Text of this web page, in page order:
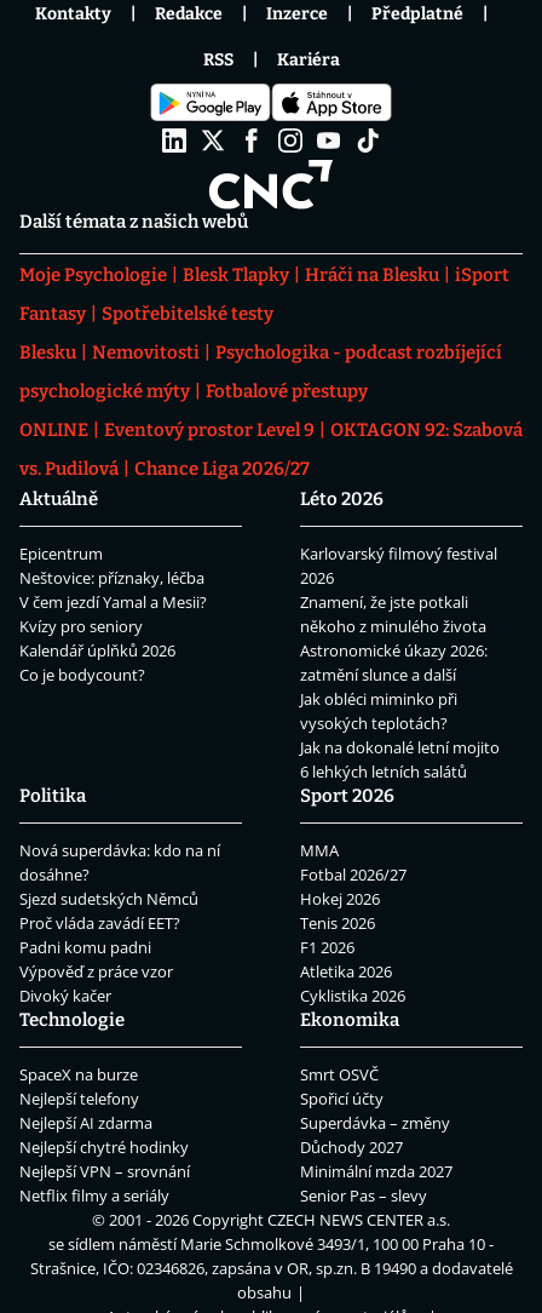
Další témata z našich webů
Moje Psychologie Blesk Tlapky Hráči na Blesku
iSport
Fantasy
Spotřebitelské testy
Blesku
Nemovitosti
Psychologika - podcast rozbíjející
psychologické mýty
Fotbalové přestupy
ONLINE
Eventový prostor Level 9
OKTAGON 92: Szabová
vs. Pudilová
Chance Liga 2026/27
Aktuálně
Epicentrum
Neštovice: příznaky, léčba
V čem jezdí Yamal a Mesii?
Kvízy pro seniory
Kalendář úplňků 2026
Co je bodycount?
Léto 2026
Karlovarský filmový festival
2026
Znamení, že jste potkali
někoho z minulého života
Astronomické úkazy 2026:
zatmění slunce a další
Jak obléci miminko při
vysokých teplotách?
Jak na dokonalé letní mojito
6 lehkých letních salátů
Politika
Nová superdávka: kdo na ní
dosáhne?
Sjezd sudetských Němců
Proč vláda zavádí EET?
Padni komu padni
Výpověď z práce vzor
Divoký kačer
Sport 2026
MMA
Fotbal 2026/27
Hokej 2026
Tenis 2026
F1 2026
Atletika 2026
Cyklistika 2026
Technologie
SpaceX na burze
Nejlepší telefony
Nejlepší AI zdarma
Nejlepší chytré hodinky
Nejlepší VPN – srovnání
Netflix filmy a seriály
Ekonomika
Smrt OSVČ
Spořicí účty
Superdávka – změny
Důchody 2027
Minimální mzda 2027
Senior Pas – slevy
Kontakty Redakce Inzerce Předplatné
RSS Kariéra
© 2001 - 2026 CopyrightCZECH NEWS CENTER a.s.
se sídlem náměstí Marie Schmolkové 3493/1, 100 00 Praha 10 -
Strašnice, IČO: 02346826, zapsána v OR, sp.zn. B 19490 a dodavatelé
obsahu